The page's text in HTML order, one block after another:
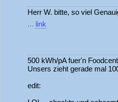
Herr W. bitte, so viel
... link
500 kWh/pA fuer'n
Unsers zieht gerade mal
edit: